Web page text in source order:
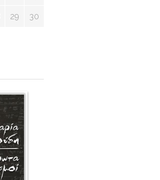
29 30